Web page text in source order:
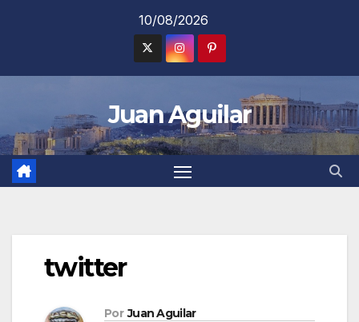
10/08/2026
Juan Aguilar
twitter
Por Juan Aguilar